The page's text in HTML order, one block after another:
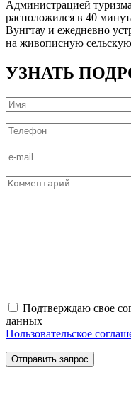
Администрацией
расположился в 40
Вунгтау и ежедневно
на живописную сельскую
УЗНАТЬ
Подтверждаю свое
данных
Пользовательское